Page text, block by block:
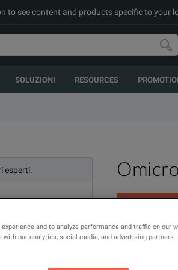
to see content and products specific to your
SOLUZIONI RESOURCES
esperti.
Three Phase
MODELLO
and to analyze performance and traffic on our
our analytics, social media, and advertising partners.